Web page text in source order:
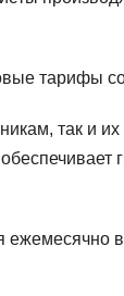
тарифы
так и